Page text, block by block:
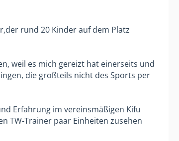
rund 20 Kinder auf dem Platz
weil es mich gereizt hat einerseits und
die großteils nicht des Sports per
Erfahrung im vereinsmäßigen Kifu
TW-Trainer paar Einheiten zusehen